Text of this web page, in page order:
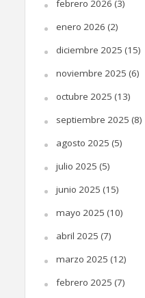
febrero 2026 (3)
enero 2026 (2)
diciembre 2025 (15)
noviembre 2025 (6)
octubre 2025 (13)
septiembre 2025 (8)
agosto 2025 (5)
julio 2025 (5)
junio 2025 (15)
mayo 2025 (10)
abril 2025 (7)
marzo 2025 (12)
febrero 2025 (7)